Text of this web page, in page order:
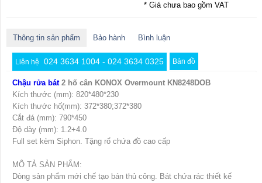
* Giá chưa bao gồm VAT
Thông tin sản phẩm Bảo hành Bình luận
Liên hệ 024 3634 1004 - 024 3634 0325 Bản đồ
Chậu rửa bát2 hố cân KONOX Overmount KN8248DOB
Kích thước (mm): 820*480*230
Kích thước hố(mm): 372*380;372*380
Cắt đá (mm): 790*450
Độ dày (mm): 1.2+4.0
Full set kèm Siphon. Tặng rổ chứa đồ cao cấp
MÔ TẢ SẢN PHẨM:
Dòng sản phẩm mới chế tạo bán thủ công. Bát chứa rác thiết kế